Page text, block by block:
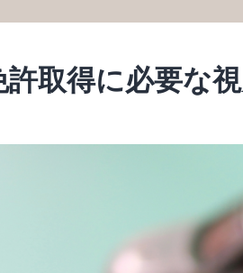
許取得に必要な